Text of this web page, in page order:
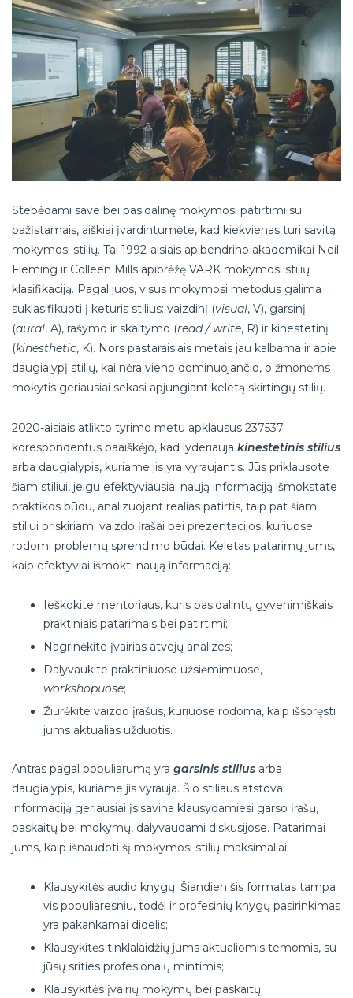
Stebėdami save bei pasidalinę mokymosi patirtimi su
pažįstamais, aiškiai įvardintumėte, kad kiekvienas turi savitą
mokymosi stilių. Tai 1992-aisiais apibendrino akademikai Neil
Fleming ir Colleen Mills apibrėžę VARK mokymosi stilių
klasifikaciją. Pagal juos, visus mokymosi metodus galima
suklasifikuoti į keturis stilius: vaizdinį (visual, V), garsinį
(aural, A), rašymo ir skaitymo (read / write, R) ir kinestetinį
(kinesthetic, K). Nors pastaraisiais metais jau kalbama ir apie
daugialypį stilių, kai nėra vieno dominuojančio, o žmonėms
mokytis geriausiai sekasi apjungiant keletą skirtingų stilių.
2020-aisiais atlikto tyrimo metu apklausus 237537
korespondentus paaiškėjo, kad lyderiauja kinestetinis stilius
arba daugialypis, kuriame jis yra vyraujantis. Jūs priklausote
šiam stiliui, jeigu efektyviausiai naują informaciją išmokstate
praktikos būdu, analizuojant realias patirtis, taip pat šiam
stiliui priskiriami vaizdo įrašai bei prezentacijos, kuriuose
rodomi problemų sprendimo būdai. Keletas patarimų jums,
kaip efektyviai išmokti naują informaciją:
Ieškokite mentoriaus, kuris pasidalintų gyvenimiškais
praktiniais patarimais bei patirtimi;
Nagrinėkite įvairias atvejų analizes;
Dalyvaukite praktiniuose užsiėmimuose,
workshopuose;
Žiūrėkite vaizdo įrašus, kuriuose rodoma, kaip išspręsti
jums aktualias užduotis.
Antras pagal populiarumą yra garsinis stilius arba
daugialypis, kuriame jis vyrauja. Šio stiliaus atstovai
informaciją geriausiai įsisavina klausydamiesi garso įrašų,
paskaitų bei mokymų, dalyvaudami diskusijose. Patarimai
jums, kaip išnaudoti šį mokymosi stilių maksimaliai:
Klausykitės audio knygų. Šiandien šis formatas tampa
vis populiaresniu, todėl ir profesinių knygų pasirinkimas
yra pakankamai didelis;
Klausykitės tinklalaidžių jums aktualiomis temomis, su
jūsų srities profesionalų mintimis;
Klausykitės įvairių mokymų bei paskaitų;